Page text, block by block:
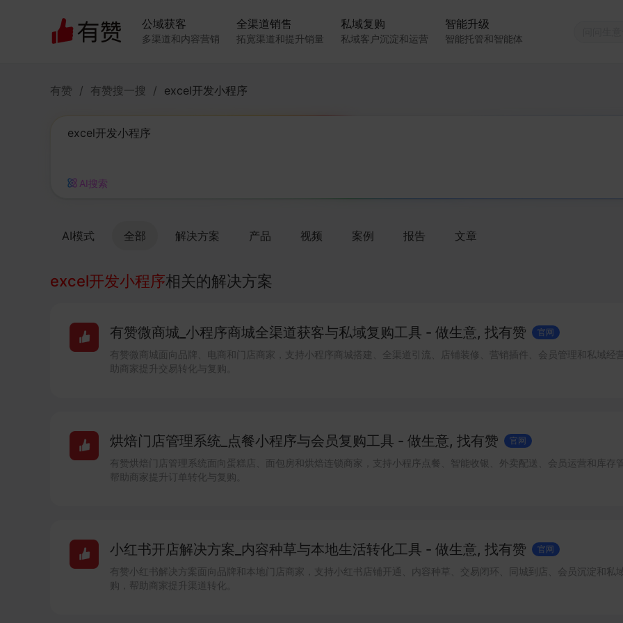
公域获客
多渠道和内容营销
全渠道销售
拓宽渠道和提升销量
私域复购
私域客户沉淀和运营
智能升级
智能托管和智能体
有赞 / 有赞搜一搜 / excel开发小程序
AI搜索
AI模式 全部 解决方案 产品 视频 案例 报告 文章
excel开发小程序相关的解决方案
有赞微商城_小程序商城全渠道获客与私域复购工具 - 做生意, 找有赞 官网
有赞微商城面向品牌、电商和门店商家，支持小程序商城搭建、全渠道引流、店铺装修、营销插件、会员管理和私域经
助商家提升交易转化与复购。
烘焙门店管理系统_点餐小程序与会员复购工具 - 做生意, 找有赞 官网
有赞烘焙门店管理系统面向蛋糕店、面包房和烘焙连锁商家，支持小程序点餐、智能收银、外卖配送、会员运营和库存管
帮助商家提升订单转化与复购。
小红书开店解决方案_内容种草与本地生活转化工具 - 做生意, 找有赞 官网
有赞小红书解决方案面向品牌和本地门店商家，支持小红书店铺开通、内容种草、交易闭环、同城到店、会员沉淀和私
购，帮助商家提升渠道转化。